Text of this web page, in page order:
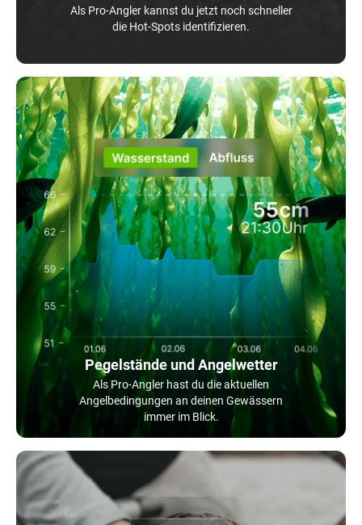
Als Pro-Angler kannst du jetzt noch schneller
die Hot-Spots identifizieren.
Pegelstände und Angelwetter
Als Pro-Angler hast du die aktuellen
Angelbedingungen an deinen Gewässern
immer im Blick.